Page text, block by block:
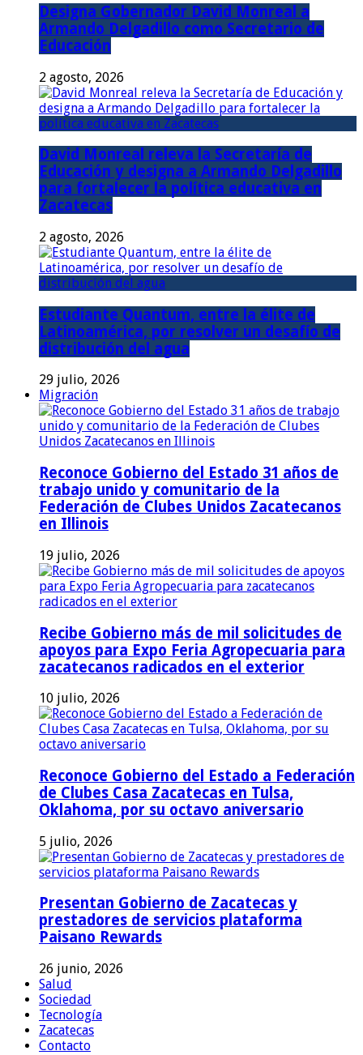
Designa Gobernador David Monreal a
Armando Delgadillo como Secretario de
Educación
2 agosto, 2026
David Monreal releva la Secretaría de
Educación y designa a Armando Delgadillo
para fortalecer la política educativa en
Zacatecas
2 agosto, 2026
Estudiante Quantum, entre la élite de
Latinoamérica, por resolver un desafío de
distribución del agua
29 julio, 2026
Migración
Reconoce Gobierno del Estado 31 años de
trabajo unido y comunitario de la
Federación de Clubes Unidos Zacatecanos
en Illinois
19 julio, 2026
Recibe Gobierno más de mil solicitudes de
apoyos para Expo Feria Agropecuaria para
zacatecanos radicados en el exterior
10 julio, 2026
Reconoce Gobierno del Estado a Federación
de Clubes Casa Zacatecas en Tulsa,
Oklahoma, por su octavo aniversario
5 julio, 2026
Presentan Gobierno de Zacatecas y
prestadores de servicios plataforma
Paisano Rewards
26 junio, 2026
Salud
Sociedad
Tecnología
Zacatecas
Contacto